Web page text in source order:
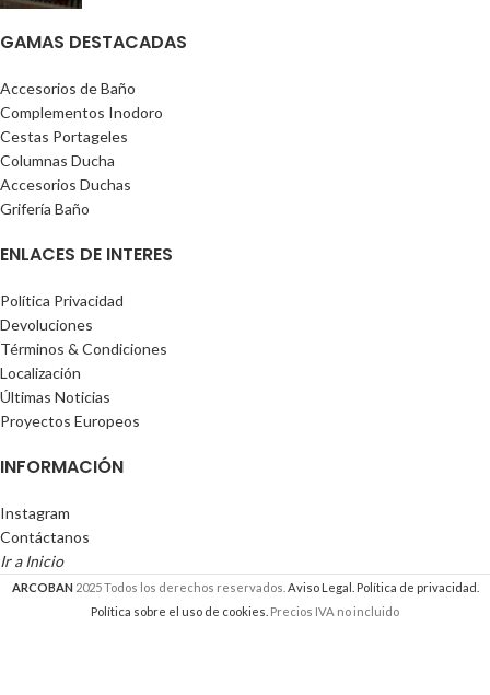
GAMAS DESTACADAS
Accesorios de Baño
Complementos Inodoro
Cestas Portageles
Columnas Ducha
Accesorios Duchas
Grifería Baño
ENLACES DE INTERES
Política Privacidad
Devoluciones
Términos & Condiciones
Localización
Últimas Noticias
Proyectos Europeos
INFORMACIÓN
Instagram
Contáctanos
Ir a Inicio
ARCOBAN 2025 Todos los derechos reservados. Aviso Legal. Política de privacidad.
Política sobre el uso de cookies. Precios IVA no incluido